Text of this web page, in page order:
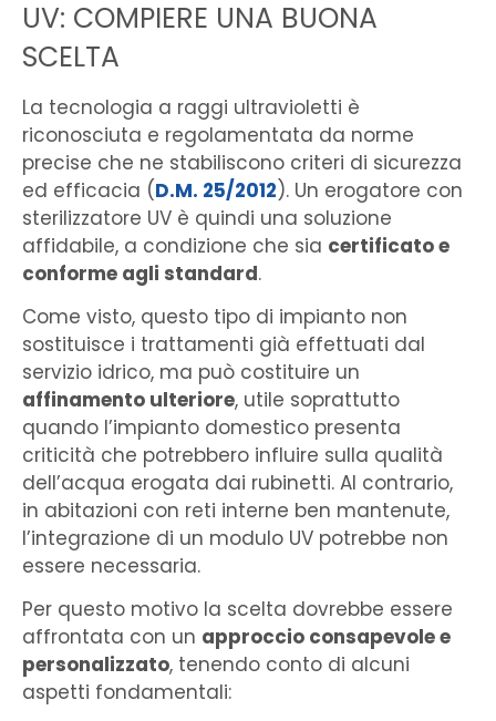
UV: COMPIERE UNA BUONA
SCELTA
La tecnologia a raggi ultravioletti è
riconosciuta e regolamentata da norme
precise che ne stabiliscono criteri di sicurezza
ed efficacia (D.M. 25/2012). Un erogatore con
sterilizzatore UV è quindi una soluzione
affidabile, a condizione che sia certificato e
conforme agli standard.
Come visto, questo tipo di impianto non
sostituisce i trattamenti già effettuati dal
servizio idrico, ma può costituire un
affinamento ulteriore, utile soprattutto
quando l’impianto domestico presenta
criticità che potrebbero influire sulla qualità
dell’acqua erogata dai rubinetti. Al contrario,
in abitazioni con reti interne ben mantenute,
l’integrazione di un modulo UV potrebbe non
essere necessaria.
Per questo motivo la scelta dovrebbe essere
affrontata con un approccio consapevole e
personalizzato, tenendo conto di alcuni
aspetti fondamentali: